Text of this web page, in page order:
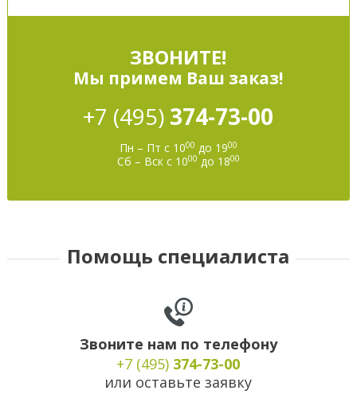
ЗВОНИТЕ!
Мы примем Ваш заказ!
+7 (495) 374-73-00
Пн – Пт с 1000 до 1900
Сб – Вск с 1000 до 1800
Помощь специалиста
Звоните нам по телефону
+7 (495) 374-73-00
или оставьте заявку